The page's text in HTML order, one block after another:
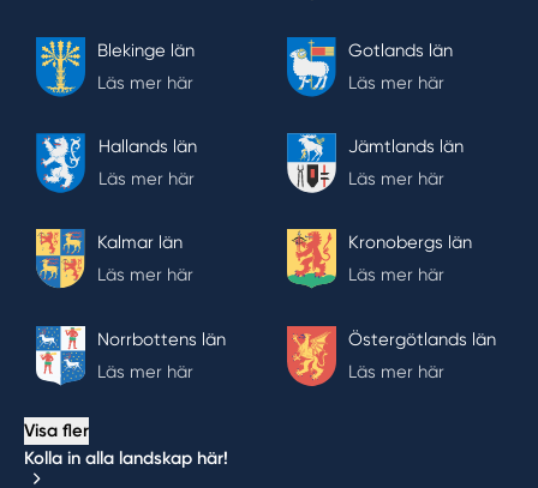
Blekinge län
Läs mer här
Gotlands län
Läs mer här
Hallands län
Läs mer här
Jämtlands län
Läs mer här
Kalmar län
Läs mer här
Kronobergs län
Läs mer här
Norrbottens län
Läs mer här
Östergötlands län
Läs mer här
Visa fler
Kolla in alla landskap här!